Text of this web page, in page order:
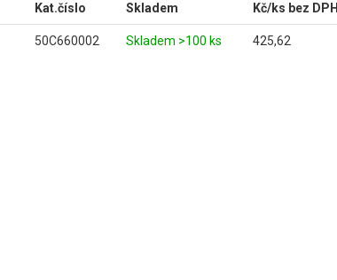
Kat.číslo Skladem Kč/ks bez DPH
50C660002 Skladem >100 ks 425,62